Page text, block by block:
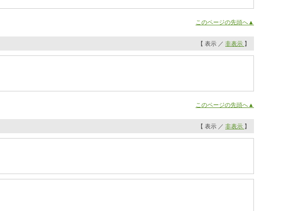
このページの先頭へ▲
【 表示 ／ 非表示 】
このページの先頭へ▲
【 表示 ／ 非表示 】